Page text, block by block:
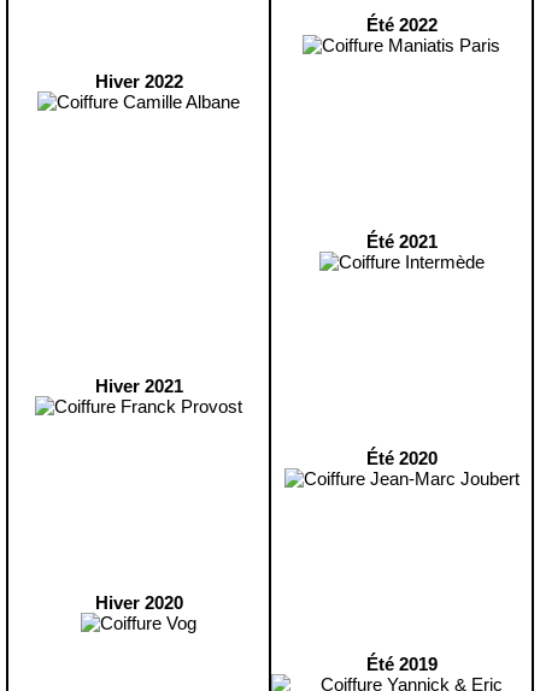
Hiver 2022
Hiver 2021
Hiver 2020
Été 2022
Été 2021
Été 2020
Été 2019